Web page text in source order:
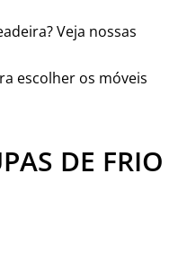
Veja nossas
escolher os móveis
DE FRIO